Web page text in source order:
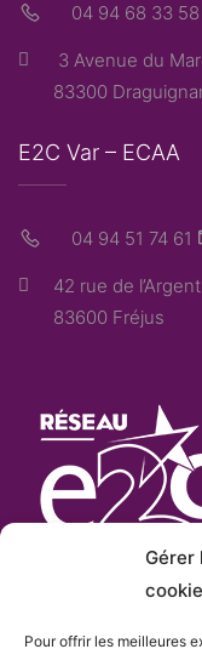
Gérer
Pour offrir les meilleures
04 94 68 33 58
3 Avenue du
83300
E2C Var – ECAA
04 94 51 74 61
42 rue de
83600 Fréjus